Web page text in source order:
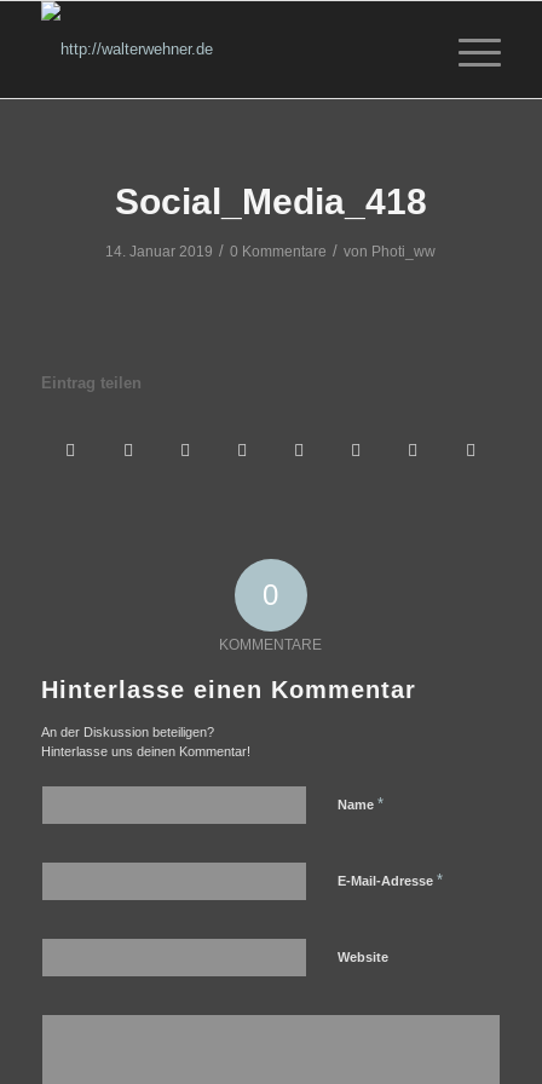
Social_Media_418
14. Januar 2019 / 0 Kommentare / von Photi_ww
Eintrag teilen
0
KOMMENTARE
Hinterlasse einen Kommentar
An der Diskussion beteiligen?
Hinterlasse uns deinen Kommentar!
Name *
E-Mail-Adresse *
Website